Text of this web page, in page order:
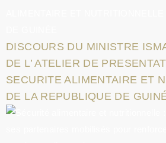
DISCOURS DU MINISTRE
DE L’ ATELIER DE
SECURITE ALIMENTAIRE ET
DE LA REPUBLIQUE DE